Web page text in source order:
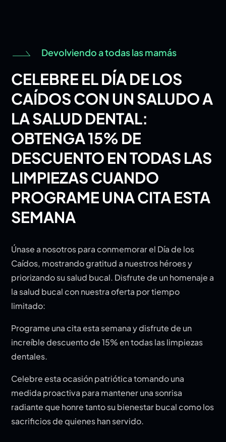
Devolviendo a todas las mamás
CELEBRE EL DÍA DE LOS
CAÍDOS CON UN SALUDO A
LA SALUD DENTAL:
OBTENGA 15% DE
DESCUENTO EN TODAS LAS
LIMPIEZAS CUANDO
PROGRAME UNA CITA ESTA
SEMANA
Únase a nosotros para conmemorar el Día de los
Caídos, mostrando gratitud a nuestros héroes y
priorizando su salud bucal. Disfrute de un homenaje a
la salud bucal con nuestra oferta por tiempo
limitado:
Programe una cita esta semana y disfrute de un
increíble descuento de 15% en todas las limpiezas
dentales.
Celebre esta ocasión patriótica tomando una
medida proactiva para mantener una sonrisa
radiante que honre tanto su bienestar bucal como los
sacrificios de quienes han servido.